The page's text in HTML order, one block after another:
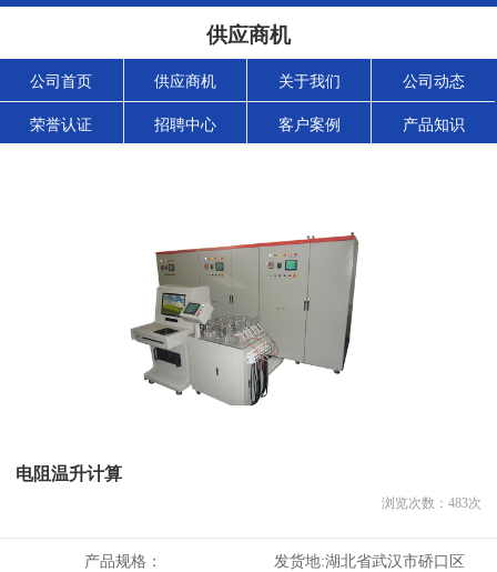
供应商机
公司首页 供应商机 关于我们 公司动态
荣誉认证 招聘中心 客户案例 产品知识
电阻温升计算
浏览次数： 483次
产品规格： 发货地:湖北省武汉市硚口区